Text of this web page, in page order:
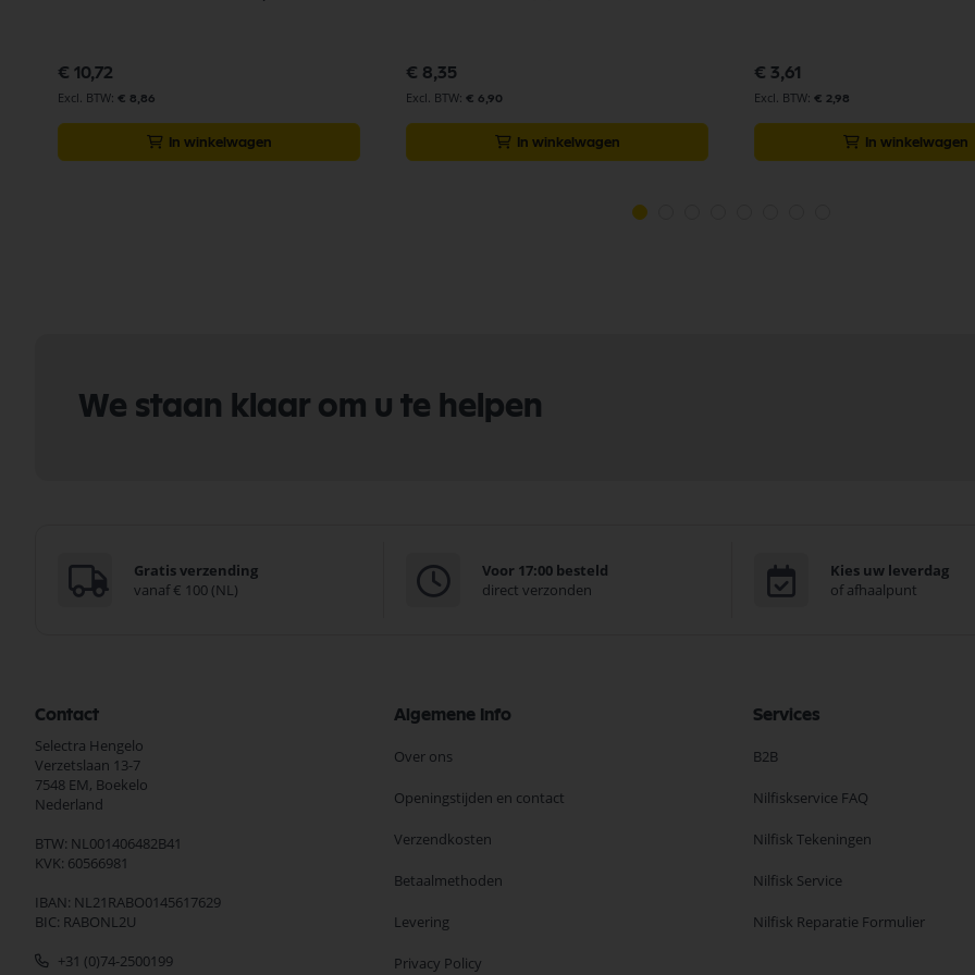
€ 10,72
€ 8,86
In winkelwagen
€ 8,35
€ 6,90
In winkelwagen
€ 3,61
€ 2,98
In winkelwagen
We staan klaar om u te helpen
Gratis verzending
vanaf € 100 (NL)
Voor 17:00 besteld
direct verzonden
Kies uw leverdag
of afhaalpunt
Contact
Selectra Hengelo
Verzetslaan 13-7
7548 EM, Boekelo
Nederland
BTW: NL001406482B41
KVK: 60566981
IBAN: NL21RABO0145617629
BIC: RABONL2U
+31 (0)74-2500199
Algemene Info
Over ons
Openingstijden en contact
Verzendkosten
Betaalmethoden
Levering
Privacy Policy
Services
B2B
Nilfiskservice FAQ
Nilfisk Tekeningen
Nilfisk Service
Nilfisk Reparatie Formulier